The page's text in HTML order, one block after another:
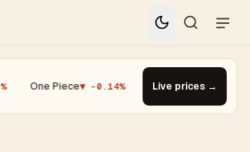
Piece▼ -0.14% · Top Gainer · Paldean
Live prices →